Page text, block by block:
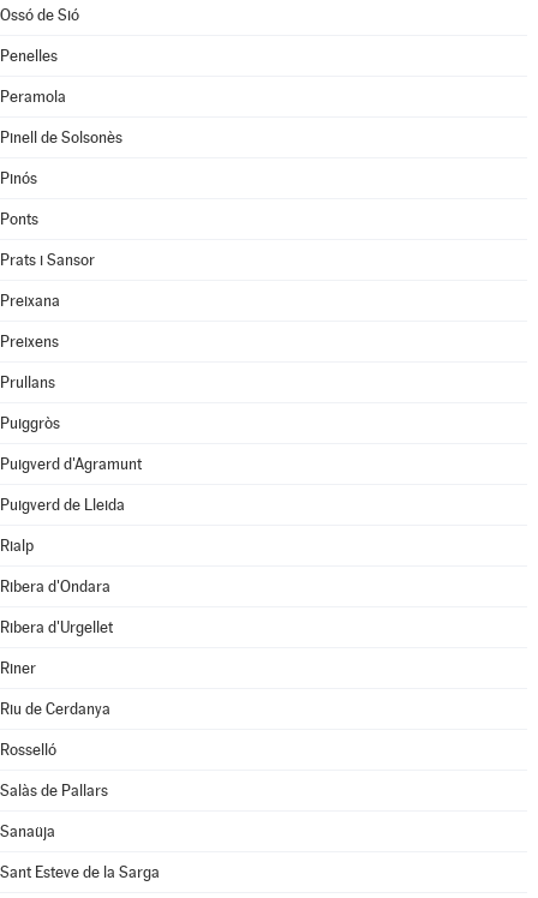
Ossó de Sió
Penelles
Peramola
Pinell de Solsonès
Pinós
Ponts
Prats i Sansor
Preixana
Preixens
Prullans
Puiggròs
Puigverd d'Agramunt
Puigverd de Lleida
Rialp
Ribera d'Ondara
Ribera d'Urgellet
Riner
Riu de Cerdanya
Rosselló
Salàs de Pallars
Sanaüja
Sant Esteve de la Sarga